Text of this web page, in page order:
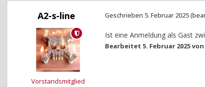
A2-s-line
Vorstandsmitglied
Geschrieben 5. Februar 2025
Ist eine Anmeldung als Gast
Bearbeitet 5. Februar 2025von